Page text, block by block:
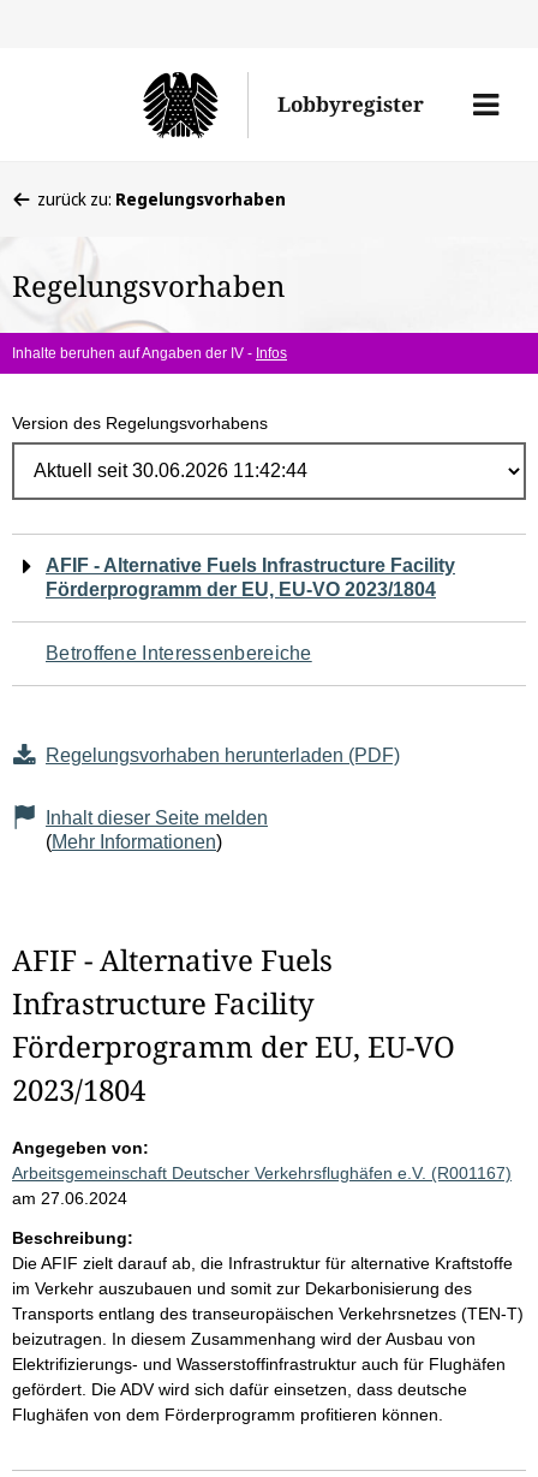
Lobbyregister
Menü
befinden
hier:
zurück zu: Regelungsvorhaben
Regelungsvorhaben
Inhalte beruhen auf Angaben der IV - Infos
Version des Regelungsvorhabens
Navigation
für
den
AFIF - Alternative Fuels Infrastructure Facility
Förderprogramm der EU, EU-VO 2023/1804
Betroffene Interessenbereiche
Regelungsvorhaben herunterladen (PDF)
Inhalt dieser Seite melden
(Mehr Informationen)
AFIF - Alternative Fuels
Infrastructure Facility
Förderprogramm der EU, EU-VO
2023/1804
Angegeben von:
Arbeitsgemeinschaft Deutscher Verkehrsflughäfen e.V. (R001167)
am 27.06.2024
Beschreibung:
Die AFIF zielt darauf ab, die Infrastruktur für alternative Kraftstoffe
im Verkehr auszubauen und somit zur Dekarbonisierung des
Transports entlang des transeuropäischen Verkehrsnetzes (TEN-T)
beizutragen. In diesem Zusammenhang wird der Ausbau von
Elektrifizierungs- und Wasserstoffinfrastruktur auch für Flughäfen
gefördert. Die ADV wird sich dafür einsetzen, dass deutsche
Flughäfen von dem Förderprogramm profitieren können.